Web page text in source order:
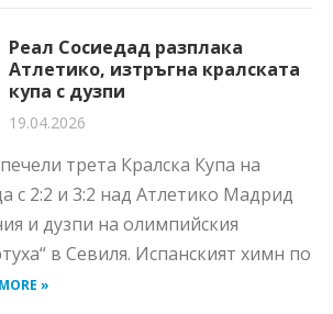
Реал Сосиедад разплака
Атлетико, изтръгна кралската
купа с дузпи
19.04.2026
трета Кралска Купа на
с 2:2 и 3:2 над Атлетико Мадрид
и дузпи на олимпийския
в Севиля. Испанският химн по
»